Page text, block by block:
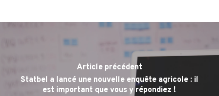
Article précédent
Statbel a lancé une nouvelle enquête agricole : il
est important que vous y répondiez !